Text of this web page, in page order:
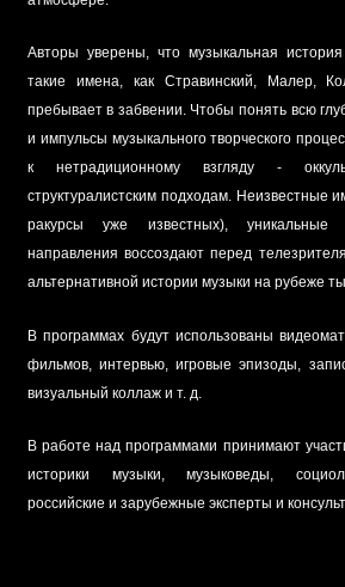
Авторы уверены, что музыкальная
такие имена, как Стравинский, Малер,
пребывает в забвении. Чтобы понять всю
и импульсы музыкального творческого
к нетрадиционному взгляду -
структуралистским подходам. Неизвестные
ракурсы уже известных), уникальные
направления воссоздают перед
альтернативной истории музыки на рубеже
В программах будут использованы
фильмов, интервью, игровые эпизоды,
визуальный коллаж и т. д.
В работе над программами принимают
историки музыки, музыковеды,
российские и зарубежные эксперты и